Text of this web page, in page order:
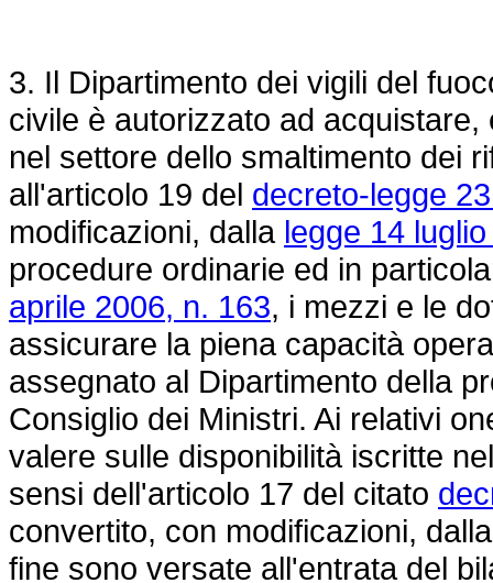
3. Il Dipartimento dei vigili del
civile è autorizzato ad
nel settore dello smaltimento dei
all'articolo 19 del decreto-legge
modificazioni, dalla legge 14
procedure ordinarie ed in
aprile 2006, n. 163, i mezzi e le
assicurare la piena capacità
assegnato al Dipartimento della
Consiglio dei Ministri. Ai relativi
valere sulle disponibilità iscritte
sensi dell'articolo 17 del citato
convertito, con modificazioni,
fine sono versate all'entrata del